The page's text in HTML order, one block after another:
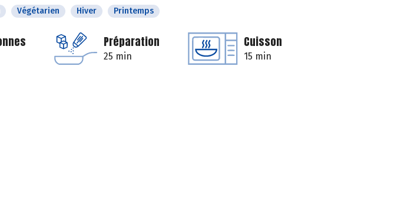
Végétarien Hiver Printemps
Préparation
25 min
Cuisson
15 min